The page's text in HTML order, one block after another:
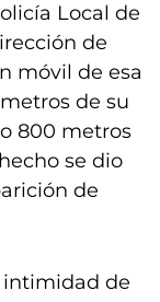
Local de
de
móvil de esa
de su
800 metros
se dio
de
intimidad de